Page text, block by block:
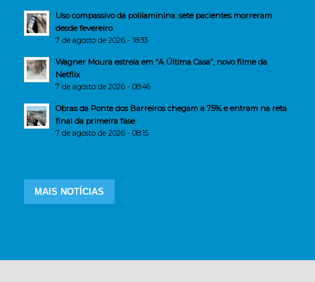
Uso compassivo da polilaminina: sete pacientes morreram
desde fevereiro
7 de agosto de 2026 - 18:33
Wagner Moura estreia em “A Última Casa”, novo filme da
Netflix
7 de agosto de 2026 - 08:46
Obras da Ponte dos Barreiros chegam a 75% e entram na reta
final da primeira fase
7 de agosto de 2026 - 08:15
MAIS NOTÍCIAS